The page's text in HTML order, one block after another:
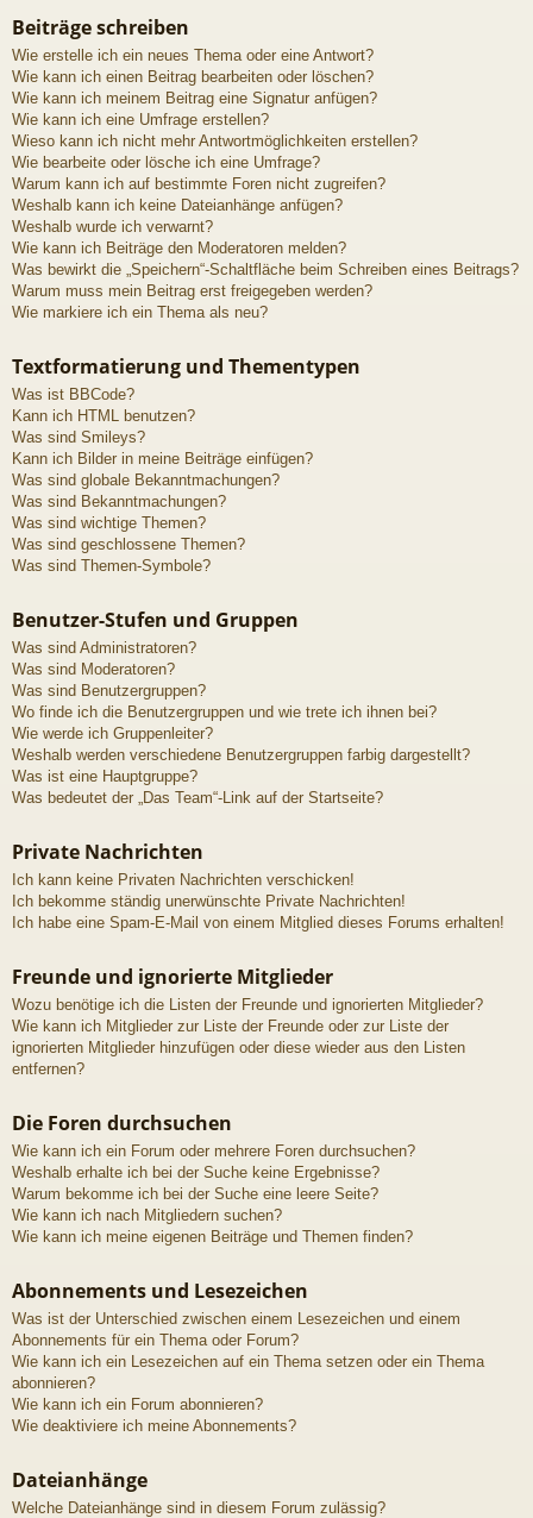
Beiträge schreiben
Wie erstelle ich ein neues Thema oder eine Antwort?
Wie kann ich einen Beitrag bearbeiten oder löschen?
Wie kann ich meinem Beitrag eine Signatur anfügen?
Wie kann ich eine Umfrage erstellen?
Wieso kann ich nicht mehr Antwortmöglichkeiten erstellen?
Wie bearbeite oder lösche ich eine Umfrage?
Warum kann ich auf bestimmte Foren nicht zugreifen?
Weshalb kann ich keine Dateianhänge anfügen?
Weshalb wurde ich verwarnt?
Wie kann ich Beiträge den Moderatoren melden?
Was bewirkt die „Speichern“-Schaltfläche beim Schreiben eines Beitrags?
Warum muss mein Beitrag erst freigegeben werden?
Wie markiere ich ein Thema als neu?
Textformatierung und Thementypen
Was ist BBCode?
Kann ich HTML benutzen?
Was sind Smileys?
Kann ich Bilder in meine Beiträge einfügen?
Was sind globale Bekanntmachungen?
Was sind Bekanntmachungen?
Was sind wichtige Themen?
Was sind geschlossene Themen?
Was sind Themen-Symbole?
Benutzer-Stufen und Gruppen
Was sind Administratoren?
Was sind Moderatoren?
Was sind Benutzergruppen?
Wo finde ich die Benutzergruppen und wie trete ich ihnen bei?
Wie werde ich Gruppenleiter?
Weshalb werden verschiedene Benutzergruppen farbig dargestellt?
Was ist eine Hauptgruppe?
Was bedeutet der „Das Team“-Link auf der Startseite?
Private Nachrichten
Ich kann keine Privaten Nachrichten verschicken!
Ich bekomme ständig unerwünschte Private Nachrichten!
Ich habe eine Spam-E-Mail von einem Mitglied dieses Forums erhalten!
Freunde und ignorierte Mitglieder
Wozu benötige ich die Listen der Freunde und ignorierten Mitglieder?
Wie kann ich Mitglieder zur Liste der Freunde oder zur Liste der
ignorierten Mitglieder hinzufügen oder diese wieder aus den Listen
entfernen?
Die Foren durchsuchen
Wie kann ich ein Forum oder mehrere Foren durchsuchen?
Weshalb erhalte ich bei der Suche keine Ergebnisse?
Warum bekomme ich bei der Suche eine leere Seite?
Wie kann ich nach Mitgliedern suchen?
Wie kann ich meine eigenen Beiträge und Themen finden?
Abonnements und Lesezeichen
Was ist der Unterschied zwischen einem Lesezeichen und einem
Abonnements für ein Thema oder Forum?
Wie kann ich ein Lesezeichen auf ein Thema setzen oder ein Thema
abonnieren?
Wie kann ich ein Forum abonnieren?
Wie deaktiviere ich meine Abonnements?
Dateianhänge
Welche Dateianhänge sind in diesem Forum zulässig?